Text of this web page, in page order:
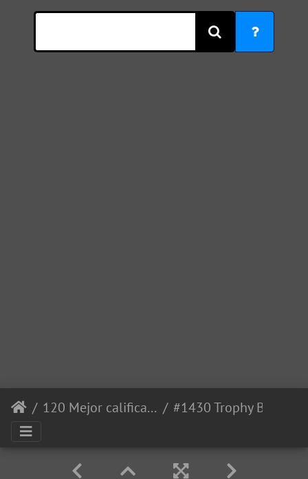
120 Mejor calificadas